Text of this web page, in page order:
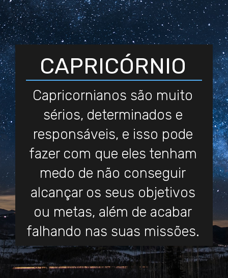
Capricornianos são muito
sérios, determinados e
responsáveis, e isso pode
fazer com que eles tenham
medo de não conseguir
alcançar os seus objetivos
ou metas, além de acabar
falhando nas suas missões.
CAPRICÓRNIO